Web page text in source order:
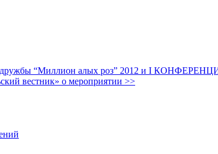
“Миллион алых роз” 2012 и I КОНФЕРЕНЦИЯ
вестник» о мероприятии >>